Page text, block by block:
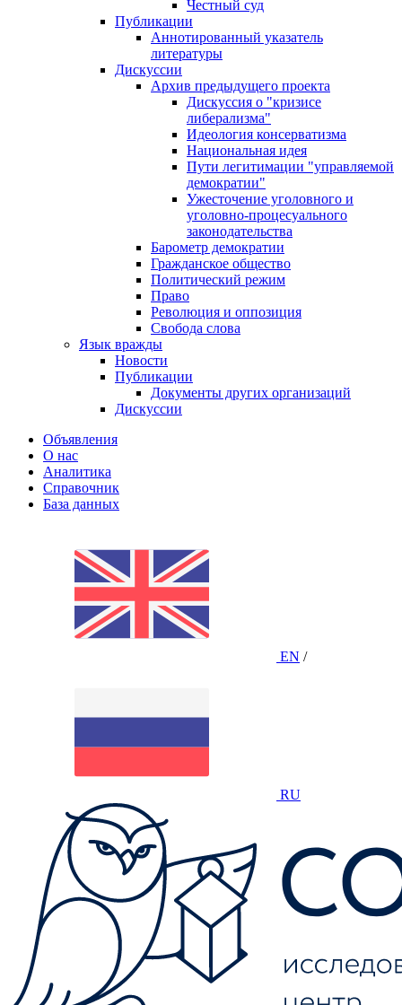
Честный суд
Публикации
Аннотированный указатель
литературы
Дискуссии
Архив предыдущего проекта
Дискуссия о "кризисе
либерализма"
Идеология консерватизма
Национальная идея
Пути легитимации "управляемой
демократии"
Ужесточение уголовного и
уголовно-процесуального
законодательства
Барометр демократии
Гражданское общество
Политический режим
Право
Революция и оппозиция
Свобода слова
Язык вражды
Новости
Публикации
Документы других организаций
Дискуссии
Объявления
О нас
Аналитика
Справочник
База данных
EN /
RU